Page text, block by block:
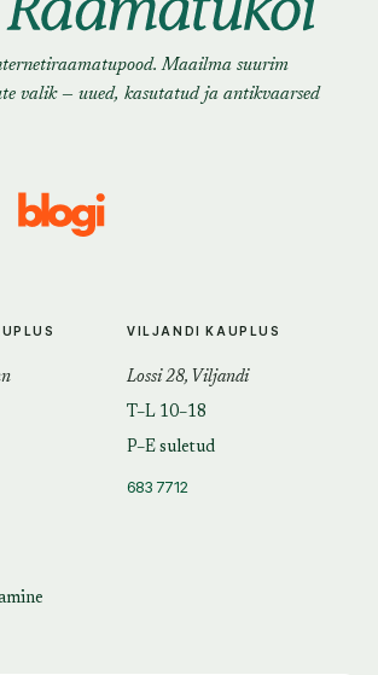
Maailma suurim
valik — uued, kasutatud ja antikvaarsed
VILJANDI KAUPLUS
Lossi 28, Viljandi
T–L 10–18
P–E suletud
683 7712